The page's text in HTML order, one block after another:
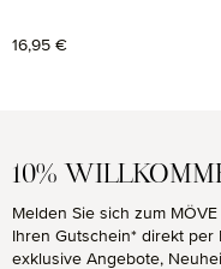
Regulärer Preis:
16,95 €
10%
Melden Sie sich zum
Ihren Gutschein* direkt per
exklusive Angebote,